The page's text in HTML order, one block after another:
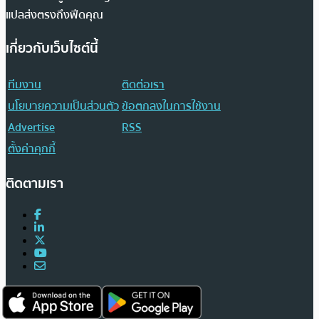
แปลส่งตรงถึงฟีดคุณ
เกี่ยวกับเว็บไซต์นี้
ทีมงาน
ติดต่อเรา
นโยบายความเป็นส่วนตัวข้อตกลงในการใช้งาน
Advertise
RSS
ตั้งค่าคุกกี้
ติดตามเรา